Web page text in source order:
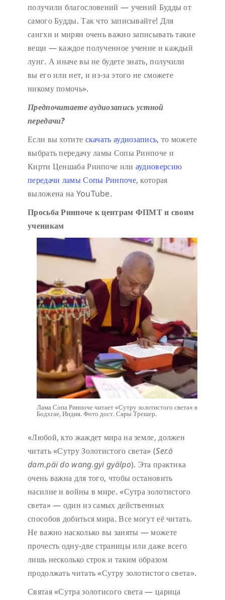
получили благословений — учений Будды от
самого Будды. Так что записывайте! Для
сангхи и мирян очень важно записывать такие
вещи — каждое полученное учение и каждый
лунг. А иначе вы не будете знать, получили
вы его или нет, и из-за этого не сможете
никому помочь».
Предпочитаете аудиозапись устной
передачи?
Если вы хотите скачать аудиозапись, то можете
выбрать передачу ламы Сопы Ринпоче и
Кирти Ценшаба Ринпоче или аудиоверсию
передачи ламы Сопы Ринпоче, которая
выложена на YouTube.
Просьба Ринпоче к центрам ФПМТ и своим
ученикам
Лама Сопа Ринпоче читает «Сутру золотистого света» в
Бодхгае, Индия. Фото дост. Сары Трешер.
«Любой, кто жаждет мира на земле, должен
читать «Сутру Золотистого света» (Ser.ö
dam.päi do wang.gyi gyälpo). Эта практика
очень важна для того, чтобы остановить
насилие и войны в мире. «Сутра золотистого
света» — один из самых действенных
способов добиться мира. Все могут её читать.
Не важно насколько вы заняты — можете
прочесть одну-две страницы или даже всего
лишь несколько строк и таким образом
продолжать читать «Сутру золотистого света».
Святая «Сутра золотисого света — царица